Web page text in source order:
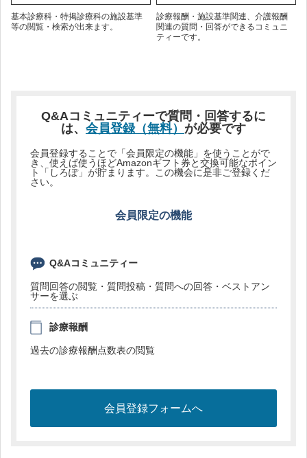
基本診療科・特掲診療科の施設基準
等の閲覧・検索が出来ます。
診療報酬・施設基準関連、介護報酬
関連の質問・回答ができるコミュニ
ティーです。
Q&Aコミュニティーで質問・回答するに
は、 会員登録（無料） が必要です
会員登録することで「会員限定の機能」を使うことがで
き、使えば使うほどAmazonギフト券と交換可能なポイン
ト「しろぽ」が貯まります。この機会に是非ご登録くだ
さい。
会員限定の機能
Q&Aコミュニティー
質問回答の閲覧・質問投稿・質問への回答・ベストアン
サーを選ぶ
診療報酬
過去の診療報酬点数表の閲覧
会員登録フォームへ